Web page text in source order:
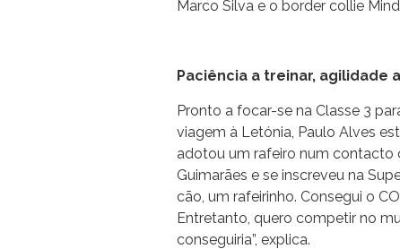
Marco Silva e o border collie
Paciência a treinar, agilidade
Pronto a focar-se na Classe 3
viagem à Letónia, Paulo Alves
adotou um rafeiro num contacto
Guimarães e se inscreveu na
cão, um rafeirinho. Consegui o
Entretanto, quero competir no
conseguiria”, explica.